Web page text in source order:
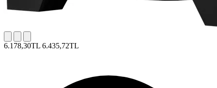
6.178,30TL 6.435,72TL